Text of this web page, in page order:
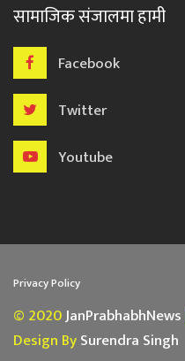
सामाजिक संजालमा हामी
Facebook
Twitter
Youtube
Privacy Policy
© 2020JanPrabhabhNews
Design BySurendra Singh